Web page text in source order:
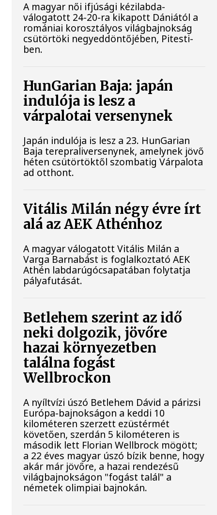
A magyar női ifjúsági kézilabda-
válogatott 24-20-ra kikapott Dániától a
romániai korosztályos világbajnokság
csütörtöki negyeddöntőjében, Pitesti-
ben.
HunGarian Baja: japán
indulója is lesz a
várpalotai versenynek
Japán indulója is lesz a 23. HunGarian
Baja terepraliversenynek, amelynek jövő
héten csütörtöktől szombatig Várpalota
ad otthont.
Vitális Milán négy évre írt
alá az AEK Athénhoz
A magyar válogatott Vitális Milán a
Varga Barnabást is foglalkoztató AEK
Athén labdarúgócsapatában folytatja
pályafutását.
Betlehem szerint az idő
neki dolgozik, jövőre
hazai környezetben
találna fogást
Wellbrockon
A nyíltvízi úszó Betlehem Dávid a párizsi
Európa-bajnokságon a keddi 10
kilométeren szerzett ezüstérmét
követően, szerdán 5 kilométeren is
második lett Florian Wellbrock mögött;
a 22 éves magyar úszó bízik benne, hogy
akár már jövőre, a hazai rendezésű
világbajnokságon "fogást talál" a
németek olimpiai bajnokán.